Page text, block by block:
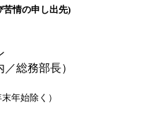
苦情の申し出先)
総務部長）
年始除く）